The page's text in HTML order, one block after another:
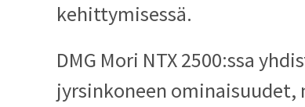
kehittymisessä.
DMG Mori NTX 2500:ssa
jyrsinkoneen